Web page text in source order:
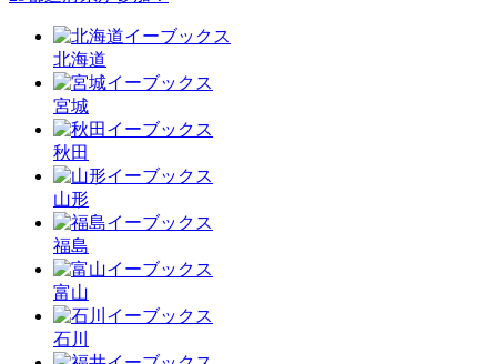
北海道
宮城
秋田
山形
福島
富山
石川